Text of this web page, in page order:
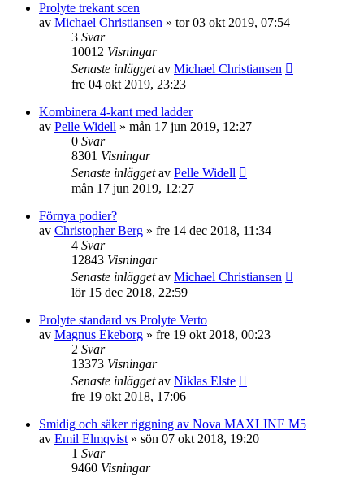
Prolyte trekant scen
av Michael Christiansen » tor 03 okt 2019, 07:54
3 Svar
10012 Visningar
Senaste inläggetav Michael Christiansen
fre 04 okt 2019, 23:23
Kombinera 4-kant med ladder
av Pelle Widell » mån 17 jun 2019, 12:27
0 Svar
8301 Visningar
Senaste inläggetav Pelle Widell
mån 17 jun 2019, 12:27
Förnya podier?
av Christopher Berg » fre 14 dec 2018, 11:34
4 Svar
12843 Visningar
Senaste inläggetav Michael Christiansen
lör 15 dec 2018, 22:59
Prolyte standard vs Prolyte Verto
av Magnus Ekeborg » fre 19 okt 2018, 00:23
2 Svar
13373 Visningar
Senaste inläggetav Niklas Elste
fre 19 okt 2018, 17:06
Smidig och säker riggning av Nova MAXLINE M5
av Emil Elmqvist » sön 07 okt 2018, 19:20
1 Svar
9460 Visningar